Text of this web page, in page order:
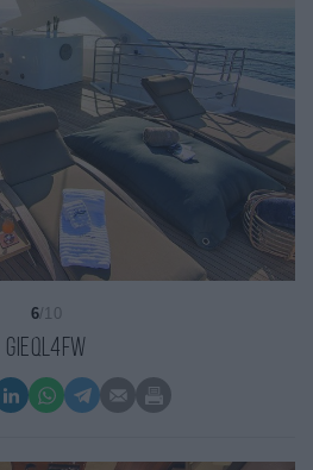
6/10
gieQl4Fw